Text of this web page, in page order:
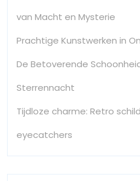
van Macht en Mysterie
Prachtige Kunstwerken in
De Betoverende
Sterrennacht
Tijdloze charme: Retro
eyecatchers